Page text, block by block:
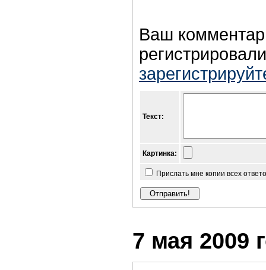
Ваш
Текст:
Картинка:
Прислать мне копии всех
7 мая 2009